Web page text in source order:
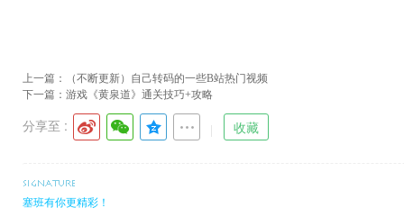
上一篇：
（不断更新）自己转码的一些B站热门视频
下一篇： 游戏《黄泉道》通关技巧+攻略
分享至 : 收藏
塞班有你更精彩！